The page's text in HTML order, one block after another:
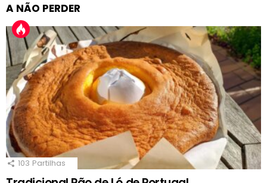
A NÃO PERDER
103 Partilhas